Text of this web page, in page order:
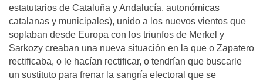
estatutarios de Cataluña y Andalucía, autonómicas
catalanas y municipales), unido a los nuevos vientos que
soplaban desde Europa con los triunfos de Merkel y
Sarkozy creaban una nueva situación en la que o Zapatero
rectificaba, o le hacían rectificar, o tendrían que buscarle
un sustituto para frenar la sangría electoral que se